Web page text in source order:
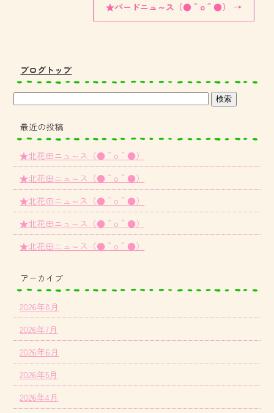
★バードニュ～ス（●＾o＾●） →
ブログトップ
最近の投稿
★北花田ニュ～ス（●＾o＾●）
★北花田ニュ～ス（●＾o＾●）
★北花田ニュ～ス（●＾o＾●）
★北花田ニュ～ス（●＾o＾●）
★北花田ニュ～ス（●＾o＾●）
アーカイブ
2026年8月
2026年7月
2026年6月
2026年5月
2026年4月